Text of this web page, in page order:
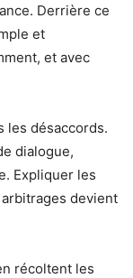
Derrière ce
et
et avec
les désaccords.
dialogue,
Expliquer les
devient
récoltent les